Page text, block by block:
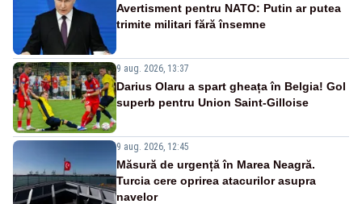
Avertisment pentru NATO: Putin ar putea
trimite militari fără însemne
9 aug. 2026, 13:37
Darius Olaru a spart gheața în Belgia! Gol
superb pentru Union Saint-Gilloise
9 aug. 2026, 12:45
Măsură de urgență în Marea Neagră.
Turcia cere oprirea atacurilor asupra
navelor